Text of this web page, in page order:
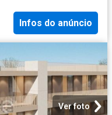
Infos do anúncio
Ver foto